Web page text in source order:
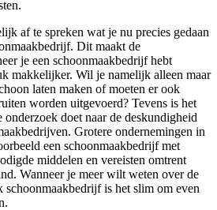
af te spreken wat je nu precies gedaan
Dit maakt de
je een schoonmaakbedrijf hebt
makkelijker. Wil je namelijk alleen maar
laten maken of moeten er ook
worden uitgevoerd? Tevens is het
doet naar de deskundigheid
Grotere ondernemingen in
een schoonmaakbedrijf met
middelen en vereisten omtrent
Wanneer je meer wilt weten over de
schoonmaakbedrijf is het slim om even